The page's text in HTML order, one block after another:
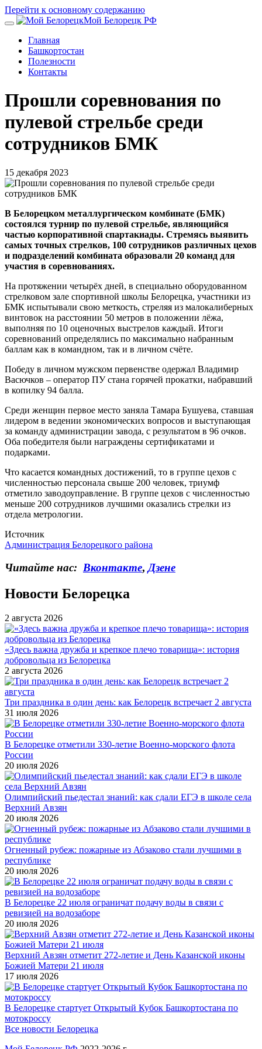
Перейти к основному содержанию
Мой Белорецк РФ
Главная
Башкортостан
Полезности
Контакты
Прошли соревнования по
пулевой стрельбе среди
сотрудников БМК
15 декабря 2023
В Белорецком металлургическом комбинате (БМК)
состоялся турнир по пулевой стрельбе, являющийся
частью корпоративной спартакиады. Стремясь выявить
самых точных стрелков, 100 сотрудников различных цехов
и подразделений комбината образовали 20 команд для
участия в соревнованиях.
На протяжении четырёх дней, в специально оборудованном
стрелковом зале спортивной школы Белорецка, участники из
БМК испытывали свою меткость, стреляя из малокалиберных
винтовок на расстоянии 50 метров в положении лёжа,
выполняя по 10 оценочных выстрелов каждый. Итоги
соревнований определялись по максимально набранным
баллам как в командном, так и в личном счёте.
Победу в личном мужском первенстве одержал Владимир
Васючков – оператор ПУ стана горячей прокатки, набравший
в копилку 94 балла.
Среди женщин первое место заняла Тамара Бушуева, ставшая
лидером в ведении экономических вопросов и выступающая
за команду администрации завода, с результатом в 96 очков.
Оба победителя были награждены сертификатами и
подарками.
Что касается командных достижений, то в группе цехов с
численностью персонала свыше 200 человек, триумф
отметило заводоуправление. В группе цехов с численностью
меньше 200 сотрудников лучшими оказались стрелки из
отдела метрологии.
Источник
Администрация Белорецкого района
Читайте нас: Вконтакте, Дзене
Новости Белорецка
2 августа 2026
«Здесь важна дружба и крепкое плечо товарища»: история
добровольца из Белорецка
2 августа 2026
Три праздника в один день: как Белорецк встречает 2 августа
31 июля 2026
В Белорецке отметили 330-летие Военно-морского флота
России
20 июля 2026
Олимпийский пьедестал знаний: как сдали ЕГЭ в школе села
Верхний Авзян
20 июля 2026
Огненный рубеж: пожарные из Абзаково стали лучшими в
республике
20 июля 2026
В Белорецке 22 июля ограничат подачу воды в связи с
ревизией на водозаборе
20 июля 2026
Верхний Авзян отметит 272-летие и День Казанской иконы
Божией Матери 21 июля
17 июля 2026
В Белорецке стартует Открытый Кубок Башкортостана по
мотокроссу
Все новости Белорецка